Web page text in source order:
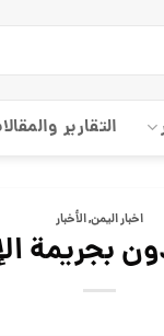
التقارير
اخبار اليمن,الأخبار
بجريمة